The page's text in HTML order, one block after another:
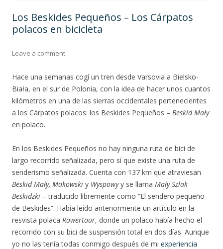
Los Beskides Pequeños – Los Cárpatos
polacos en bicicleta
Leave a comment
Hace una semanas cogí un tren desde Varsovia a Bielsko-
Biała, en el sur de Polonia, con la idea de hacer unos cuantos
kilómetros en una de las sierras occidentales pertenecientes
a los Cárpatos polacos: los Beskides Pequeños – Beskid Mały
en polaco.
En los Beskides Pequeños no hay ninguna ruta de bici de
largo recorrido señalizada, pero sí que existe una ruta de
senderismo señalizada. Cuenta con 137 km que atraviesan
Beskid Mały, Makowski y Wyspowyy se llama Mały Szlak
Beskidzki – traducido libremente como “El sendero pequeño
de Beskides”. Había leído anteriormente un artículo en la
resvista polaca Rowertour, donde un polaco había hecho el
recorrido con su bici de suspensión total en dos días. Aunque
yo no las tenía todas conmigo después de mi experiencia